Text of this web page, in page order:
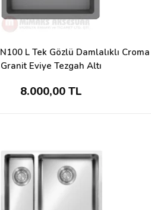
L Tek Gözlü Damlalıklı Croma
Granit Eviye Tezgah Altı
8.000,00 TL